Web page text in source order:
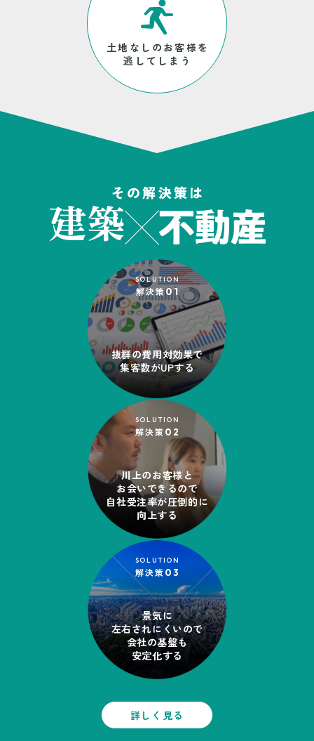
土地なしのお客様を
逃してしまう
その解決策は
建築
SOLUTION
解決策01
抜群の費用対効果で
集客数がUPする
SOLUTION
解決策 02
川上のお客様と
お会いできるので
自社受注率が圧倒的に
向上する
SOLUTION
解決策 03
景気に
左右されにくいので
会社の基盤も
安定化する
詳しく見る